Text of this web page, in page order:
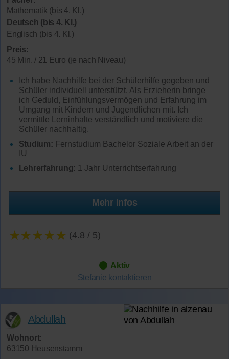
Mathematik (bis 4. Kl.)
Deutsch (bis 4. Kl.)
Englisch (bis 4. Kl.)
Preis:
45 Min. / 21 Euro (je nach Niveau)
Ich habe Nachhilfe bei der Schülerhilfe gegeben und
Schüler individuell unterstützt. Als Erzieherin bringe
ich Geduld, Einfühlungsvermögen und Erfahrung im
Umgang mit Kindern und Jugendlichen mit. Ich
vermittle Lerninhalte verständlich und motiviere die
Schüler nachhaltig.
Studium: Fernstudium Bachelor Soziale Arbeit an der
IU
Lehrerfahrung: 1 Jahr Unterrichtserfahrung
Mehr Infos
★★★★★ (4.8 / 5)
Aktiv
Stefanie kontaktieren
Abdullah
Wohnort:
63150 Heusenstamm